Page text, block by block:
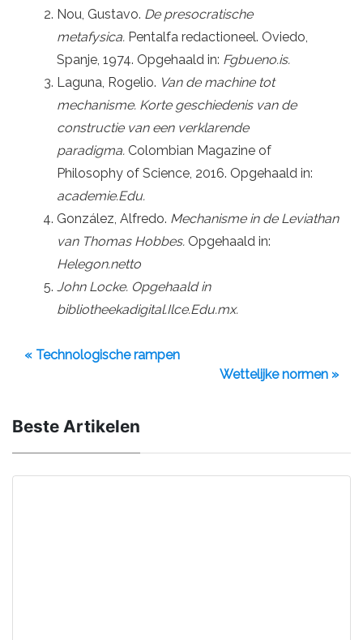
Nou, Gustavo. De presocratische
metafysica. Pentalfa redactioneel. Oviedo,
Spanje, 1974. Opgehaald in: Fgbueno.is.
Laguna, Rogelio. Van de machine tot
mechanisme. Korte geschiedenis van de
constructie van een verklarende
paradigma. Colombian Magazine of
Philosophy of Science, 2016. Opgehaald in:
academie.Edu.
González, Alfredo. Mechanisme in de Leviathan
van Thomas Hobbes. Opgehaald in:
Helegon.netto
John Locke. Opgehaald in
bibliotheekadigital.Ilce.Edu.mx.
« Technologische rampen
Wettelijke normen »
Beste Artikelen